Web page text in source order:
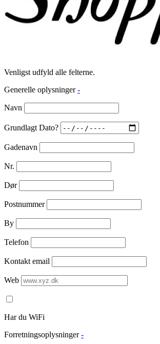
Venligst udfyld alle felterne.
Generelle oplysninger -
Navn
Grundlagt Dato?
Gadenavn
Nr.
Dør
Postnummer
By
Telefon
Kontakt email
Web
Har du WiFi
Forretningsoplysninger -